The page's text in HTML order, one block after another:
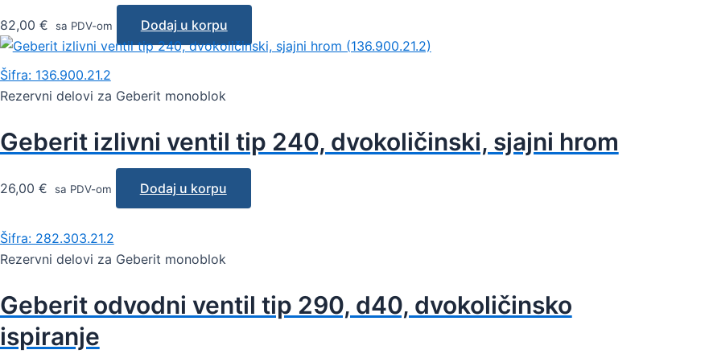
82,00 € sa PDV-om Dodaj u korpu
Šifra: 136.900.21.2
Rezervni delovi za Geberit monoblok
Geberit izlivni ventil tip 240, dvokoličinski, sjajni hrom
26,00 € sa PDV-om Dodaj u korpu
Šifra: 282.303.21.2
Rezervni delovi za Geberit monoblok
Geberit odvodni ventil tip 290, d40, dvokoličinsko
ispiranje